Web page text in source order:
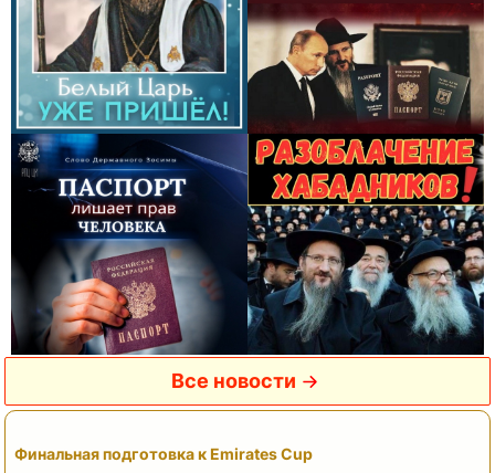
Все новости
Финальная подготовка к Emirates Cup